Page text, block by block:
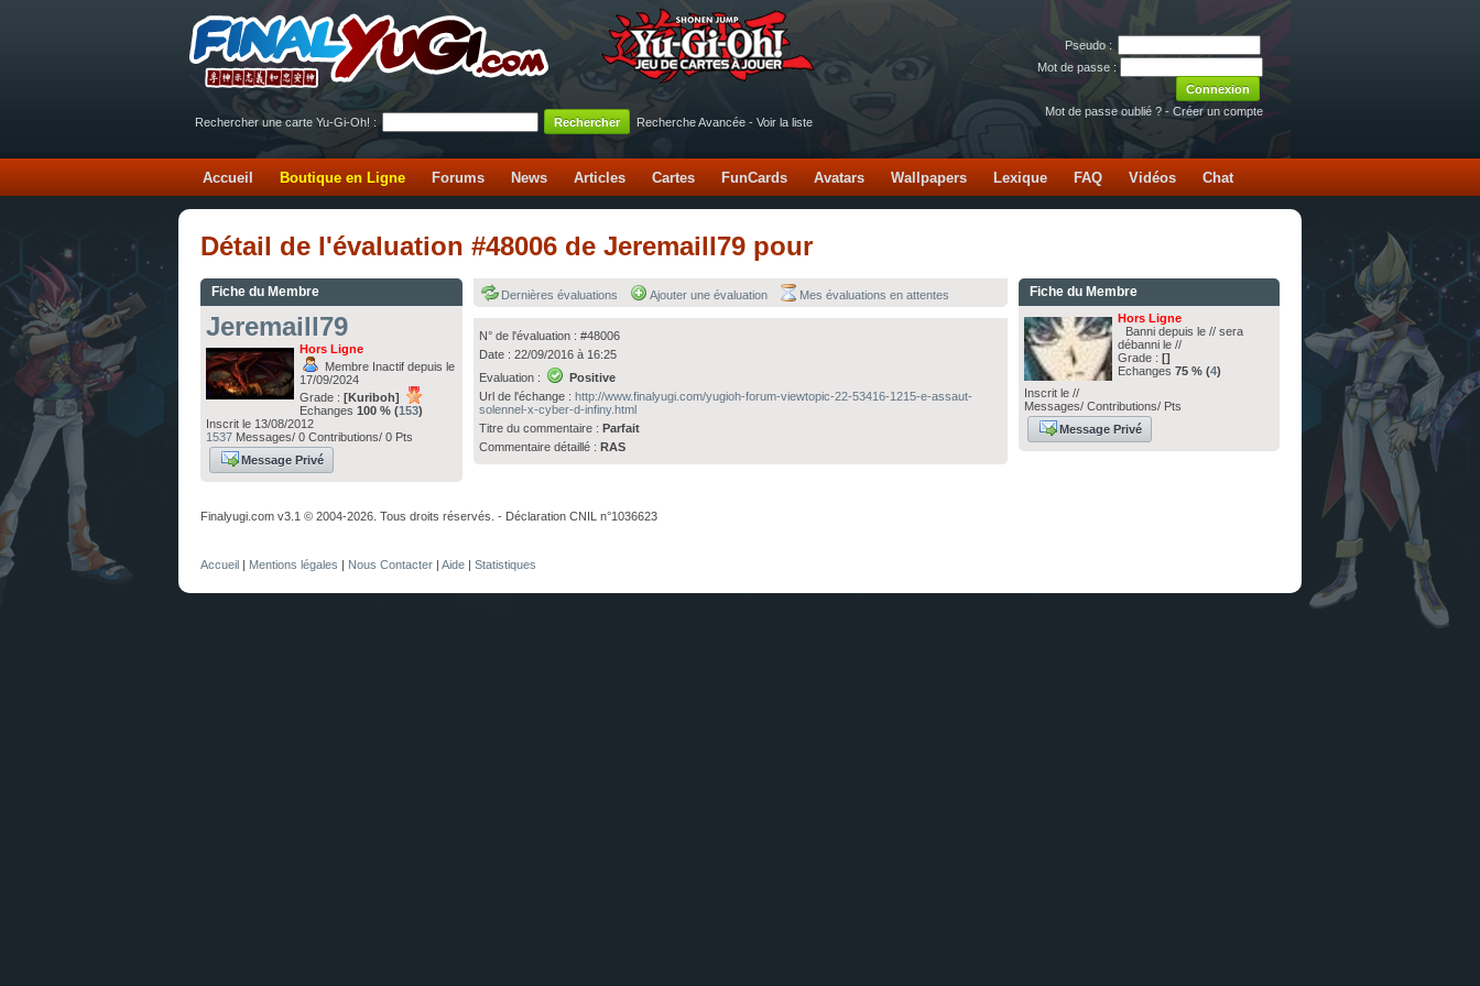
Pseudo :
Mot de passe :
Mot de passe oublié ? - Créer un compte
Rechercher une carte Yu-Gi-Oh! :
Recherche Avancée - Voir la liste
Accueil Boutique en Ligne Forums News Articles Cartes FunCards Avatars Wallpapers Lexique FAQ Vidéos Chat
Détail de l'évaluation #48006 de Jeremaill79 pour
Fiche du Membre
Jeremaill79
Hors Ligne
Membre Inactif depuis le
17/09/2024
Grade : [Kuriboh]
Echanges 100 % (153)
Inscrit le 13/08/2012
1537 Messages/ 0 Contributions/ 0 Pts
Message Privé
Dernières évaluations Ajouter une évaluation Mes évaluations en attentes
N° de l'évaluation : #48006
Date : 22/09/2016 à 16:25
Evaluation :
Positive
Url de l'échange : http://www.finalyugi.com/yugioh-forum-viewtopic-22-53416-1215-e-assaut-
solennel-x-cyber-d-infiny.html
Titre du commentaire : Parfait
Commentaire détaillé : RAS
Fiche du Membre
Hors Ligne
Banni depuis le // sera
débanni le //
Grade : []
Echanges 75 % (4)
Inscrit le //
Messages/ Contributions/ Pts
Message Privé
Finalyugi.com v3.1 © 2004-2026. Tous droits réservés. - Déclaration CNIL n°1036623
Accueil | Mentions légales | Nous Contacter | Aide | Statistiques